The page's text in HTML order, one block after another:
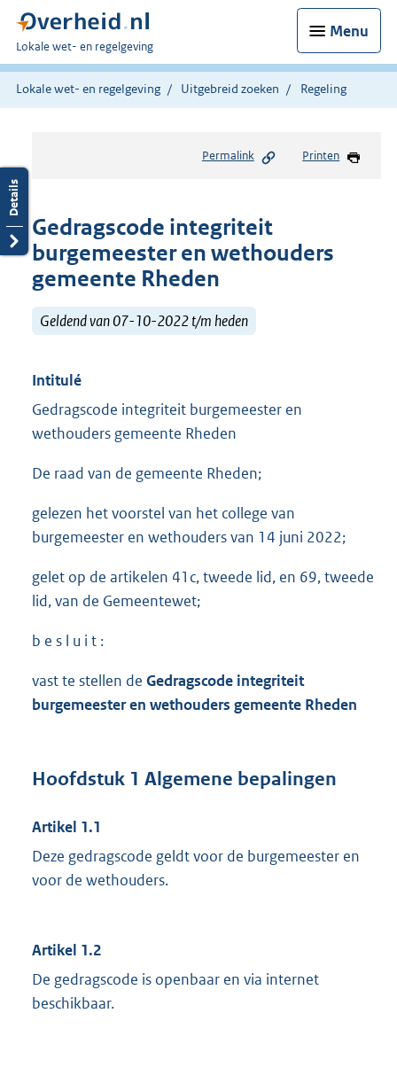
Menu
U
bent
hier:
Lokale wet- en regelgeving
Lokale wet- en regelgeving Uitgebreid zoeken Regeling
Permalink Printen
Gedragscode integriteit
burgemeester en wethouders
gemeente Rheden
Geldend van 07-10-2022 t/m heden
Intitulé
Gedragscode integriteit burgemeester en
wethouders gemeente Rheden
De raad van de gemeente Rheden;
gelezen het voorstel van het college van
burgemeester en wethouders van 14 juni 2022;
gelet op de artikelen 41c, tweede lid, en 69, tweede
lid, van de Gemeentewet;
b e s l u i t :
vast te stellen de Gedragscode integriteit
burgemeester en wethouders gemeente Rheden
Hoofdstuk 1 Algemene bepalingen
Artikel 1.1
Deze gedragscode geldt voor de burgemeester en
voor de wethouders.
Artikel 1.2
De gedragscode is openbaar en via internet
beschikbaar.